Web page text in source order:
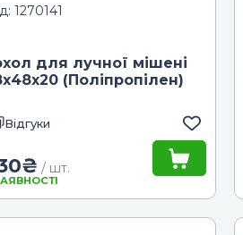
1270141
для лучної мішені
(Поліпропілен)
Відгуки
₴ / шт.